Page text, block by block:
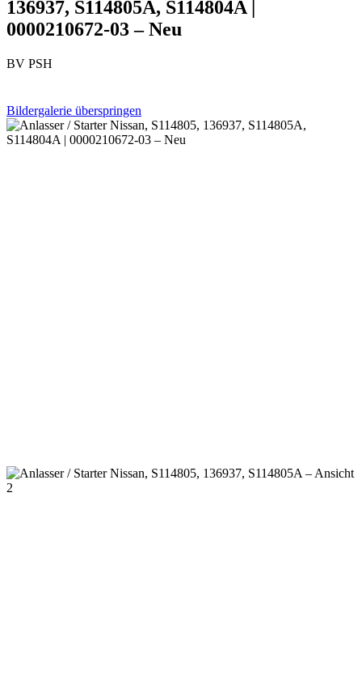
136937, S114805A, S114804A |
0000210672-03 – Neu
BV PSH
Bildergalerie überspringen